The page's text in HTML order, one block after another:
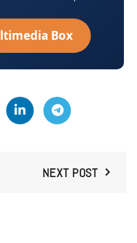
Box
NEXT POST